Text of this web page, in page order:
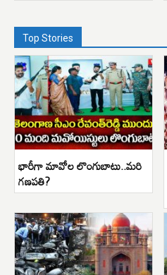
Top Stories
భారీగా మావోల లొంగుబాటు..మరి
గణపతి?